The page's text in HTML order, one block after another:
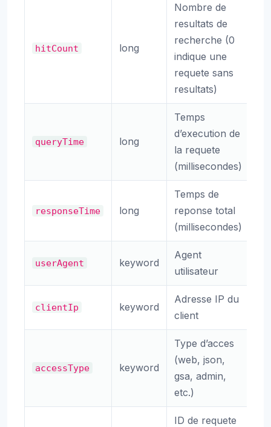
hitCount long
Nombre de
resultats de
recherche (0
indique une
requete sans
resultats)
queryTime long
Temps
d’execution de
la requete
(millisecondes)
responseTime long
Temps de
reponse total
(millisecondes)
userAgent keyword
Agent
utilisateur
clientIp keyword
Adresse IP du
client
accessType keyword
Type d’acces
(web, json,
gsa, admin,
etc.)
ID de requete